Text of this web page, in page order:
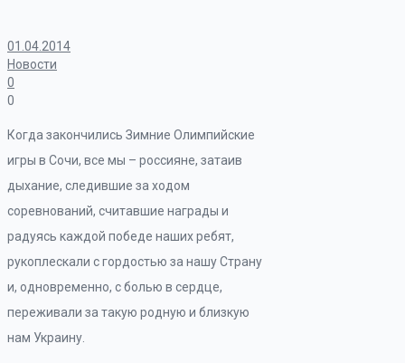
01.04.2014
Новости
0
0
Когда закончились Зимние Олимпийские
игры в Сочи, все мы – россияне, затаив
дыхание, следившие за ходом
соревнований, считавшие награды и
радуясь каждой победе наших ребят,
рукоплескали с гордостью за нашу Страну
и, одновременно, с болью в сердце,
переживали за такую родную и близкую
нам Украину.